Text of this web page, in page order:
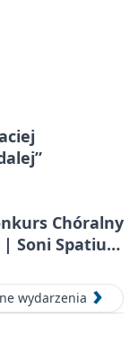
Chóralny
Soni Spatium
wydarzenia